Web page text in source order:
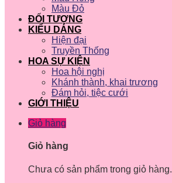
Màu Đỏ
ĐỐI TƯỢNG
KIỂU DÁNG
Hiện đại
Truyền Thống
HOA SỰ KIỆN
Hoa hội nghị
Khánh thành, khai trương
Đám hỏi, tiệc cưới
GIỚI THIỆU
Giỏ hàng
Giỏ hàng
Chưa có sản phẩm trong giỏ hàng.